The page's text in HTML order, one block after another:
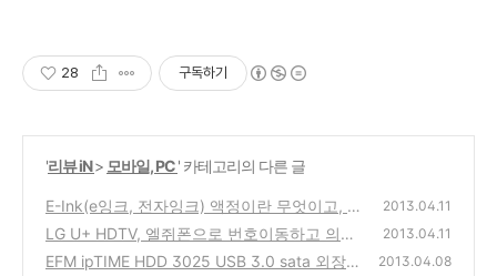
28 구독하기
'리뷰 iN> 모바일, PC' 카테고리의 다른 글
E-Ink(e잉크, 전자잉크) 액정이란 무엇이고, 장
단점은? - 전자도서 ebook 리더기에 사용되는
패널 제품 구입과 테블릿 구매 선택은?
(0)
2013.04.11
LG U+ HDTV, 엘쥐폰으로 번호이동하고 의무
사용해야 하는 월정액 V모아 서비스 앱 리뷰
2013.04.11
EFM ipTIME HDD 3025 USB 3.0 sata 외장하
2013.04.08